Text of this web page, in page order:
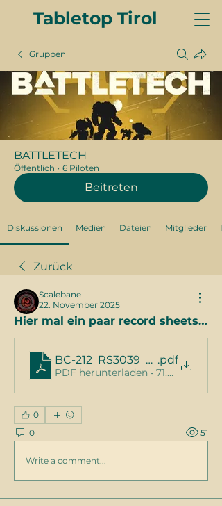
Tabletop Tirol
Gruppen
BATTLETECH
Öffentlich · 6 Piloten
Beitreten
Diskussionen Medien Dateien Mitglieder
Zurück
Scalebane
22. November 2025
Hier mal ein paar record sheets…
BC-212_RS3039_Unabridged
.pdf
PDF herunterladen • 71.55MB
0
0
51
Write a comment...